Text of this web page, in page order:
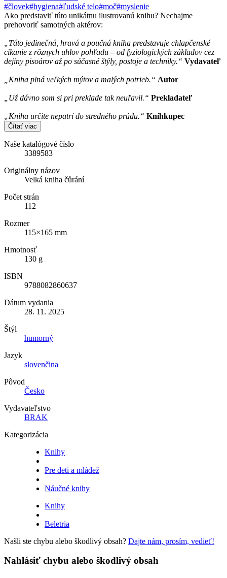
#človek#hygiena#ľudské telo#moč#myslenie
Ako predstaviť túto unikátnu ilustrovanú knihu? Nechajme
prehovoriť samotných aktérov:
„Táto jedinečná, hravá a poučná kniha predstavuje chlapčenské
cikanie z rôznych uhlov pohľadu – od fyziologických základov cez
dejiny pisoárov až po súčasné štýly, postoje a techniky.“ Vydavateľ
„Kniha plná veľkých mýtov a malých potrieb.“ Autor
„Už dávno som si pri preklade tak neuľavil.“ Prekladateľ
„Kniha určite nepatrí do stredného prúdu.“ Kníhkupec
Čítať viac
Naše katalógové číslo
3389583
Originálny názov
Velká kniha čůrání
Počet strán
112
Rozmer
115×165 mm
Hmotnosť
130 g
ISBN
9788082860637
Dátum vydania
28. 11. 2025
Štýl
humorný
Jazyk
slovenčina
Pôvod
Česko
Vydavateľstvo
BRAK
Kategorizácia
Knihy
Pre deti a mládež
Náučné knihy
Knihy
Beletria
Našli ste chybu alebo škodlivý obsah? Dajte nám, prosím, vedieť!
Nahlásiť chybu alebo škodlivý obsah